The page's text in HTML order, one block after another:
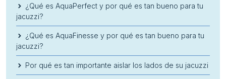
¿Qué es AquaPerfect y por qué es tan bueno para tu
jacuzzi?
¿Qué es AquaFinesse y por qué es tan bueno para tu
jacuzzi?
Por qué es tan importante aislar los lados de su jacuzzi